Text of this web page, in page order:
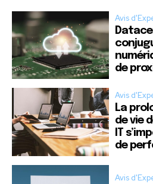
Avis
de
Avis
La
de vie
IT
de
Avis